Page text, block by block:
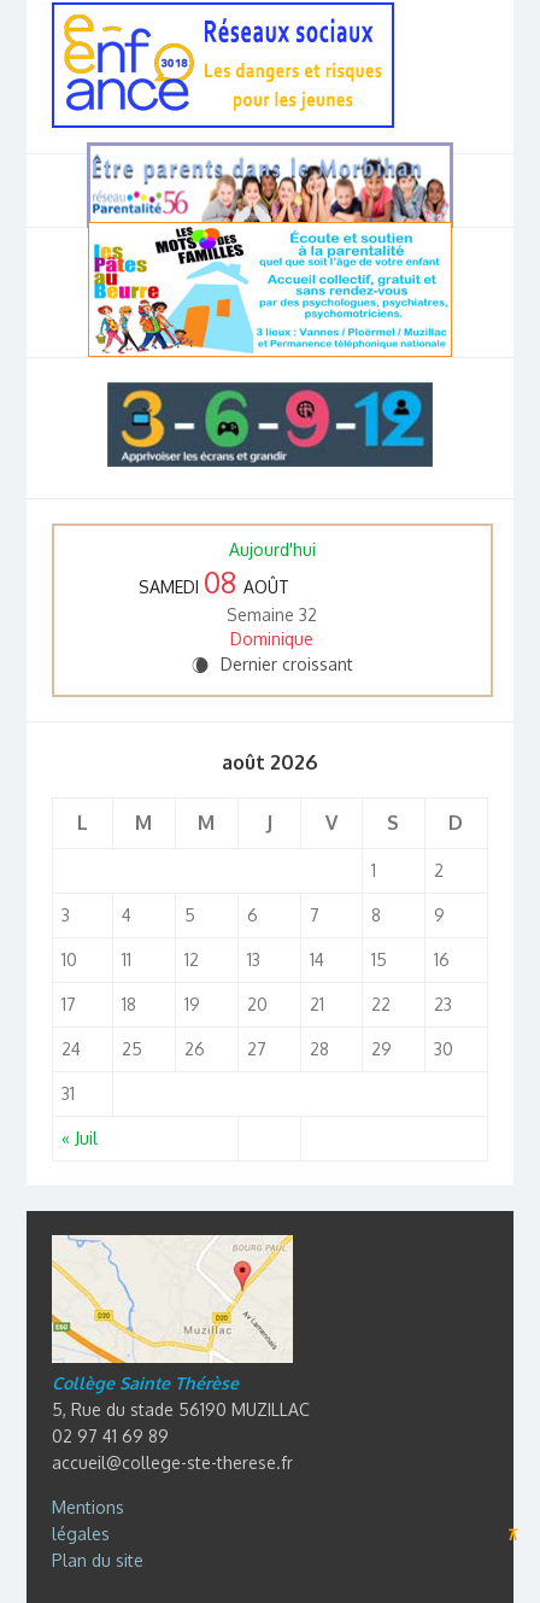
Aujourd'hui
SAMEDI 08 AOÛT
Semaine 32
Dominique
W Dernier croissant
août 2026
L M M J V S D
« Juil
1 2
3 4 5 6 7 8 9
10 11 12 13 14 15 16
17 18 19 20 21 22 23
24 25 26 27 28 29 30
31
Collège Sainte Thérèse
5, Rue du stade 56190 MUZILLAC
02 97 41 69 89
accueil@college-ste-therese.fr
Mentions
légales
⊼
Plan du site